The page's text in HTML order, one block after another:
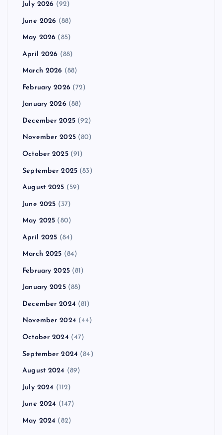
July 2026 (92)
June 2026 (88)
May 2026 (85)
April 2026 (88)
March 2026 (88)
February 2026(72)
January 2026(88)
December 2025(92)
November 2025(80)
October 2025(91)
September 2025 (83)
August 2025 (59)
June 2025 (37)
May 2025 (80)
April 2025 (84)
March 2025 (84)
February 2025(81)
January 2025(88)
December 2024 (81)
November 2024 (44)
October 2024 (47)
September 2024 (84)
August 2024 (89)
July 2024 (112)
June 2024 (147)
May 2024 (82)